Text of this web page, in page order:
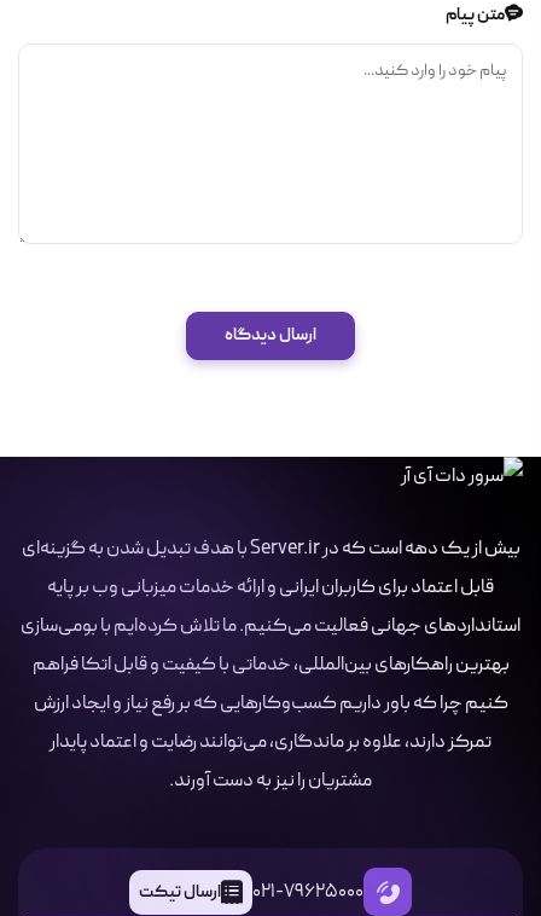
متن پیام
ارسال دیدگاه
بیش از یک دهه است که در Server.ir با هدف تبدیل شدن به گزینه‌ای
قابل اعتماد برای کاربران ایرانی و ارائه خدمات میزبانی وب بر پایه
استانداردهای جهانی فعالیت می‌کنیم. ما تلاش کرده‌ایم با بومی‌سازی
بهترین راهکارهای بین‌المللی، خدماتی با کیفیت و قابل اتکا فراهم
کنیم چرا که باور داریم کسب‌وکارهایی که بر رفع نیاز و ایجاد ارزش
تمرکز دارند، علاوه بر ماندگاری، می‌توانند رضایت و اعتماد پایدار
مشتریان را نیز به دست آورند.
021-79625000 ارسال تیکت